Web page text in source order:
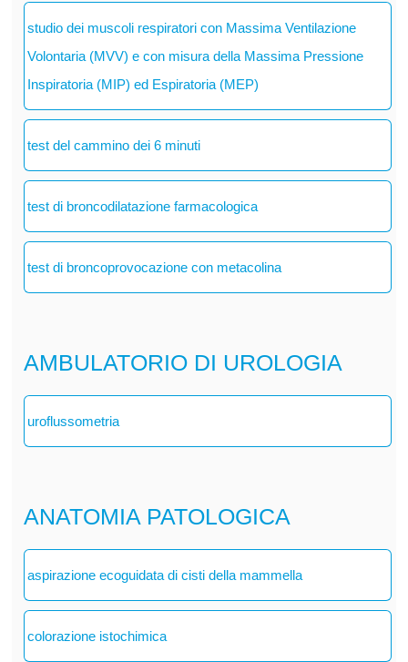
studio dei muscoli respiratori con Massima Ventilazione
Volontaria (MVV) e con misura della Massima Pressione
Inspiratoria (MIP) ed Espiratoria (MEP)
test del cammino dei 6 minuti
test di broncodilatazione farmacologica
test di broncoprovocazione con metacolina
AMBULATORIO DI UROLOGIA
uroflussometria
ANATOMIA PATOLOGICA
aspirazione ecoguidata di cisti della mammella
colorazione istochimica